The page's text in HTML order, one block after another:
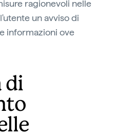
ragionevoli nelle
un avviso di
informazioni ove
di